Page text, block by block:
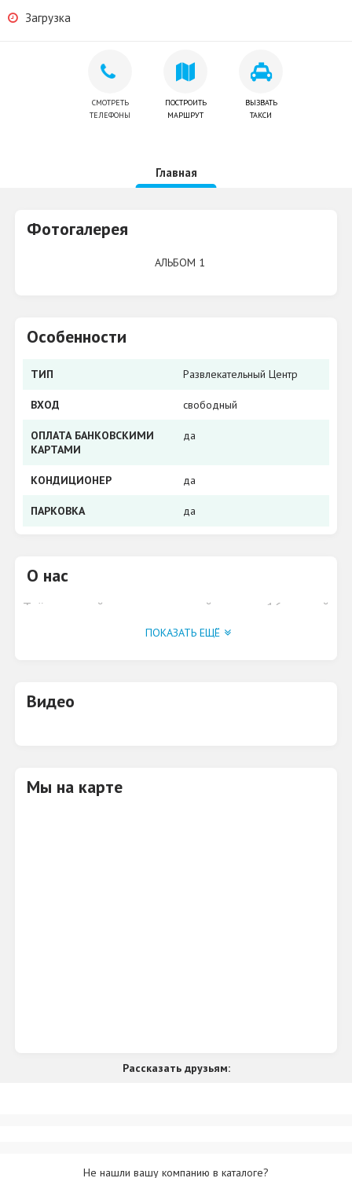
Загрузка
СМОТРЕТЬ
ТЕЛЕФОНЫ
ПОСТРОИТЬ
МАРШРУТ
ВЫЗВАТЬ
ТАКСИ
Главная
Фотогалерея
АЛЬБОМ 1
Особенности
ТИП Развлекательный Центр
ВХОД свободный
ОПЛАТА БАНКОВСКИМИ
КАРТАМИ
да
КОНДИЦИОНЕР да
ПАРКОВКА да
О нас
Трёхэтажный развлекательный центр с 16-летней
историей. Работаем каждый день с 21.00 до
ПОКАЗАТЬ ЕЩЁ
Видео
Мы на карте
Рассказать друзьям:
Не нашли вашу компанию в каталоге?